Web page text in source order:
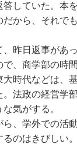
していた。本
だから、それで
昨日返事があ
で、商学部の時
大時代などは、
。法政の経営学
気がする。
、学外での活
るのはきびしい